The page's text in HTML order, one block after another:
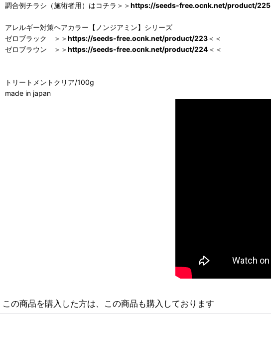
調合例チラシ（施術者用）はコチラ＞＞https://seeds-free.ocnk.net/product/225
アレルギー対策ヘアカラー【ノンジアミン】シリーズ
ゼロブラック ＞＞https://seeds-free.ocnk.net/product/223＜＜
ゼロブラウン ＞＞https://seeds-free.ocnk.net/product/224 ＜＜
トリートメントクリア/100g
made in japan
この商品を購入した方は、この商品も購入しております